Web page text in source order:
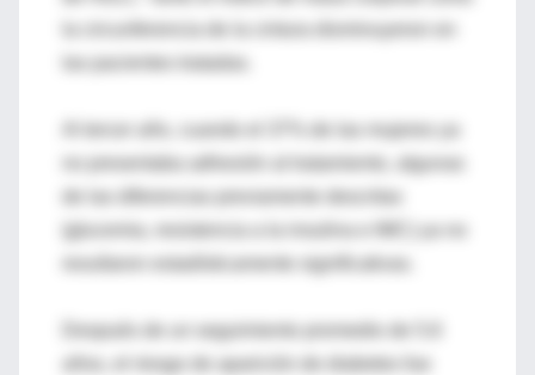
no presentaba adhesión al tratamiento, algunas
(glucemia, resistencia a la insulina e IMC) ya no
resultaron estadísticamente significativas.
Después de un seguimiento promedio de 5.6
años, el riesgo de aparición de diabetes fue